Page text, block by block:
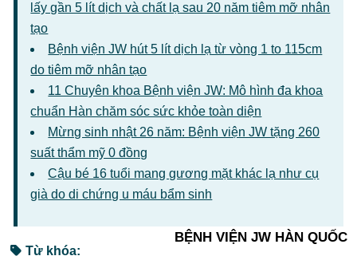
lấy gần 5 lít dịch và chất lạ sau 20 năm tiêm mỡ nhân
tạo
Bệnh viện JW hút 5 lít dịch lạ từ vòng 1 to 115cm
do tiêm mỡ nhân tạo
11 Chuyên khoa Bệnh viện JW: Mô hình đa khoa
chuẩn Hàn chăm sóc sức khỏe toàn diện
Mừng sinh nhật 26 năm: Bệnh viện JW tặng 260
suất thẩm mỹ 0 đồng
Cậu bé 16 tuổi mang gương mặt khác lạ như cụ
già do di chứng u máu bẩm sinh
BỆNH VIỆN JW HÀN QUỐC
Từ khóa: